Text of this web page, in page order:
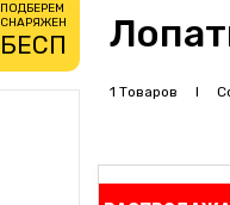
ПОДБЕРЕМ
СНАРЯЖЕНИЕ
БЕСПЛАТНО
1 Товаров I